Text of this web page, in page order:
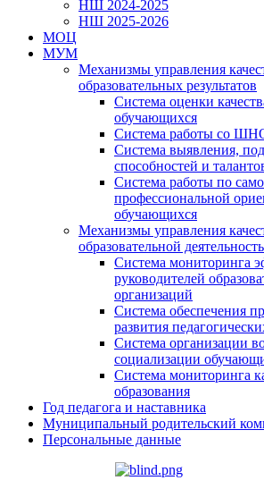
НШ 2024-2025
НШ 2025-2026
МОЦ
МУМ
Механизмы управления
образовательных результатов
Система оценки
обучающихся
Система работы со
Система выявления,
способностей и
Система работы по
профессиональной
обучающихся
Механизмы управления
образовательной
Система мониторинга
руководителей
организаций
Система обеспечения
развития
Система организации
социализации
Система мониторинга
образования
Год педагога и наставника
Муниципальный родительский
Персональные данные